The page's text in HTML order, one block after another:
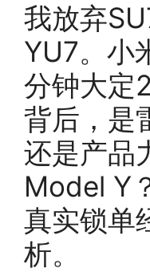
我放弃
YU7。小
分钟大定
背后，是
还是产品
Model Y
真实锁单
析。